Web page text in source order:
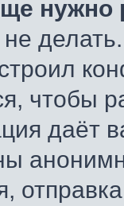
нужно
чтобы
даёт